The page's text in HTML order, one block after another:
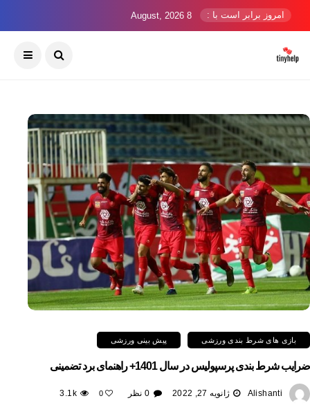
امروز برابر است با : 8 August, 2026
بازی های شرط بندی ورزشی پیش بینی ورزشی
ضرایب شرط بندی پرسپولیس در سال 1401+ راهنمای برد تضمینی
Alishanti ژانویه 27, 2022 0 نظر 0
3.1k